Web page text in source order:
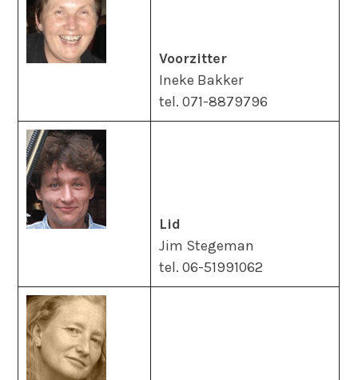
Voorzitter
Ineke Bakker
tel. 071-8879796
Lid
Jim Stegeman
tel. 06-51991062